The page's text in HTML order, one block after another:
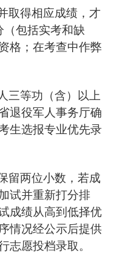
取得相应成绩，才
（包括实考和缺
格；在考查中作弊
三等功（含）以上
退役军人事务厅确
生选报专业优先录
留两位小数，若成
试并重新打分排
成绩从高到低择优
情况经公示后提供
志愿投档录取。